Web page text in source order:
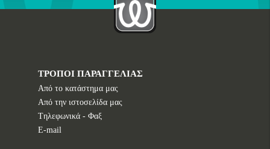
ΤΡΟΠΟΙ ΠΑΡΑΓΓΕΛΙΑΣ
Από το κατάστημα μας
Από την ιστοσελίδα μας
Tηλεφωνικά - Φαξ
E-mail